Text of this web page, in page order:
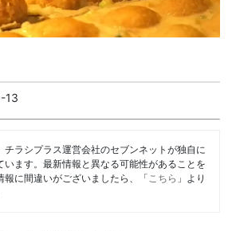
13
チラシプラス運営会社のセブンネットが独自に
います。最新情報と異なる可能性があることを
報に間違いがございましたら、「 こちら 」より